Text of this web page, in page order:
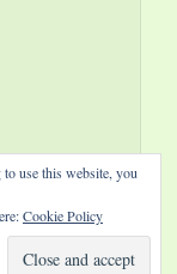
use this website, you
Cookie Policy